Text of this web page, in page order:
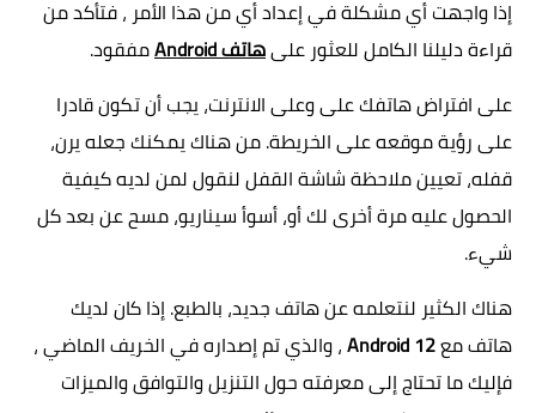
إذا واجهت أي مشكلة في إعداد أي من هذا الأمر ، فتأكد من
قراءة دليلنا الكامل للعثور علىهاتف Android
مفقود.
على افتراض هاتفك على وعلى الانترنت، يجب أن تكون قادرا
على رؤية موقعه على الخريطة. من هناك يمكنك جعله يرن،
قفله، تعيين ملاحظة شاشة القفل لنقول لمن لديه كيفية
الحصول عليه مرة أخرى لك أو، أسوأ سيناريو، مسح عن بعد كل
شيء.
هناك الكثير لنتعلمه عن هاتف جديد، بالطبع. إذا كان لديك
هاتف معAndroid 12، والذي تم إصداره في الخريف الماضي ،
فإليك ما تحتاج إلى معرفته حول التنزيل والتوافق والميزات